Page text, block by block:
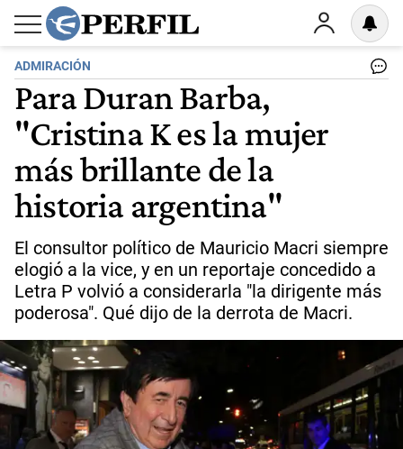
ADMIRACIÓN
Para Duran Barba,
"Cristina K es la mujer
más brillante de la
historia argentina"
El consultor político de Mauricio Macri siempre
elogió a la vice, y en un reportaje concedido a
Letra P volvió a considerarla "la dirigente más
poderosa". Qué dijo de la derrota de Macri.